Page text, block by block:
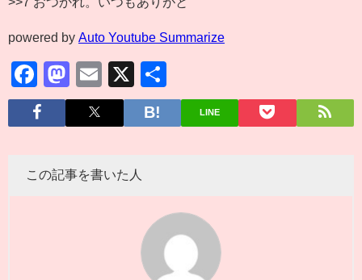
powered by Auto Youtube Summarize
Facebook
Mastodon
Email
X
有
LINE
この記事を書いた人